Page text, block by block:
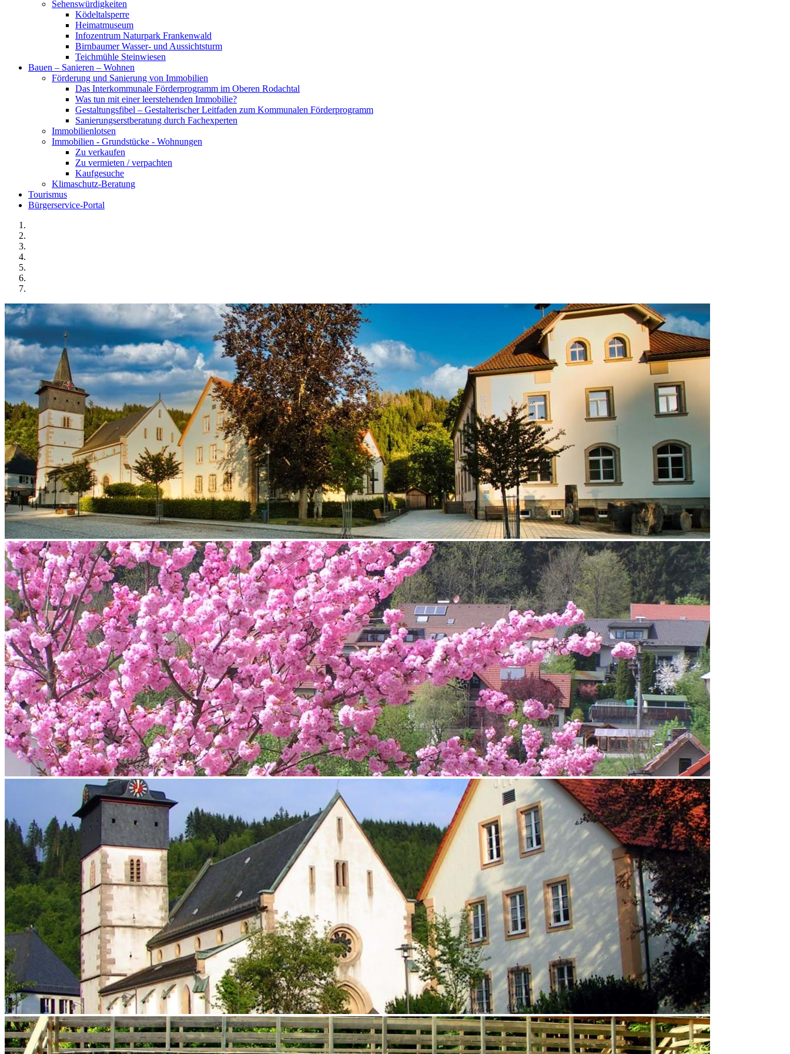
Sehenswürdigkeiten
Ködeltalsperre
Heimatmuseum
Infozentrum Naturpark Frankenwald
Birnbaumer Wasser- und Aussichtsturm
Teichmühle Steinwiesen
Bauen – Sanieren – Wohnen
Förderung und Sanierung von Immobilien
Das Interkommunale Förderprogramm im Oberen Rodachtal
Was tun mit einer leerstehenden Immobilie?
Gestaltungsfibel – Gestalterischer Leitfaden zum Kommunalen Förderprogramm
Sanierungserstberatung durch Fachexperten
Immobilienlotsen
Immobilien - Grundstücke - Wohnungen
Zu verkaufen
Zu vermieten / verpachten
Kaufgesuche
Klimaschutz-Beratung
Tourismus
Bürgerservice-Portal